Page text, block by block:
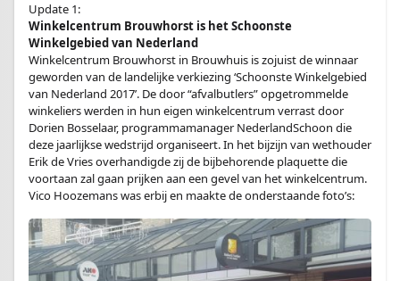
Update 1:
Winkelcentrum Brouwhorst is het Schoonste
Winkelgebied van Nederland
Winkelcentrum Brouwhorst in Brouwhuis is zojuist de winnaar
geworden van de landelijke verkiezing ‘Schoonste Winkelgebied
van Nederland 2017’. De door “afvalbutlers” opgetrommelde
winkeliers werden in hun eigen winkelcentrum verrast door
Dorien Bosselaar, programmamanager NederlandSchoon die
deze jaarlijkse wedstrijd organiseert. In het bijzijn van wethouder
Erik de Vries overhandigde zij de bijbehorende plaquette die
voortaan zal gaan prijken aan een gevel van het winkelcentrum.
Vico Hoozemans was erbij en maakte de onderstaande foto’s: